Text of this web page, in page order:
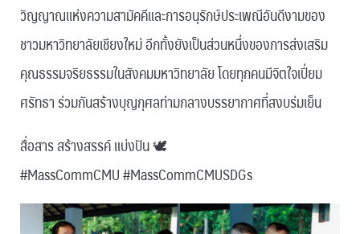
วิญญาณแห่งความสามัคคีและการอนุรักษ์ประเพณีอันดีงามของ
ชาวมหาวิทยาลัยเชียงใหม่ อีกทั้งยังเป็นส่วนหนึ่งของการส่งเสริม
คุณธรรมจริยธรรมในสังคมมหาวิทยาลัย โดยทุกคนมีจิตใจเปี่ยม
ศรัทธา ร่วมกันสร้างบุญกุศลท่ามกลางบรรยากาศที่สงบร่มเย็น
สื่อสาร สร้างสรรค์ แบ่งปัน 🕊
#MassCommCMU #MassCommCMUSDGs